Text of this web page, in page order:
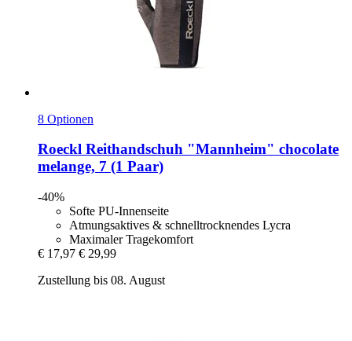
8 Optionen
Roeckl Reithandschuh "Mannheim" chocolate
melange, 7 (1 Paar)
-40%
Softe PU-Innenseite
Atmungsaktives & schnelltrocknendes Lycra
Maximaler Tragekomfort
€ 17,97 € 29,99
Zustellung bis 08. August